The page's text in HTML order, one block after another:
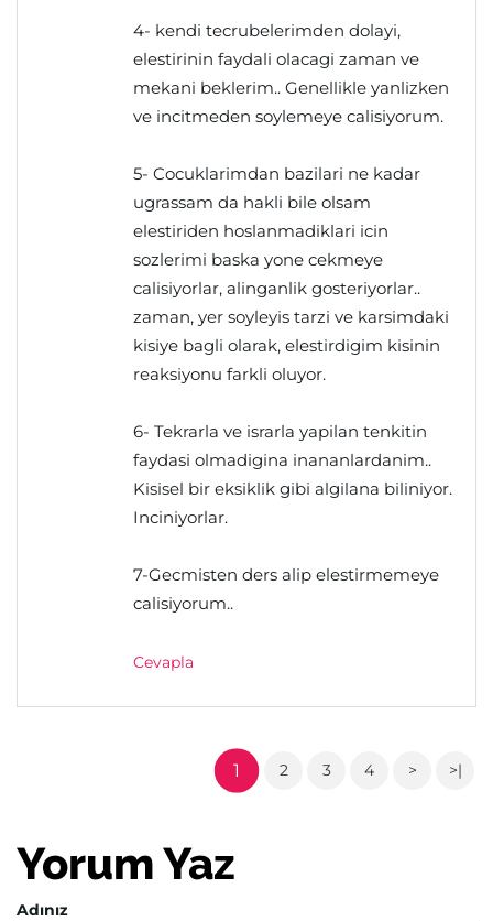
4- kendi tecrubelerimden dolayi,
elestirinin faydali olacagi zaman ve
mekani beklerim.. Genellikle yanlizken
ve incitmeden soylemeye calisiyorum.
5- Cocuklarimdan bazilari ne kadar
ugrassam da hakli bile olsam
elestiriden hoslanmadiklari icin
sozlerimi baska yone cekmeye
calisiyorlar, alinganlik gosteriyorlar..
zaman, yer soyleyis tarzi ve karsimdaki
kisiye bagli olarak, elestirdigim kisinin
reaksiyonu farkli oluyor.
6- Tekrarla ve israrla yapilan tenkitin
faydasi olmadigina inananlardanim..
Kisisel bir eksiklik gibi algilana biliniyor.
Inciniyorlar.
7-Gecmisten ders alip elestirmemeye
calisiyorum..
Cevapla
1 2 3 4 > >|
Yorum Yaz
Adınız